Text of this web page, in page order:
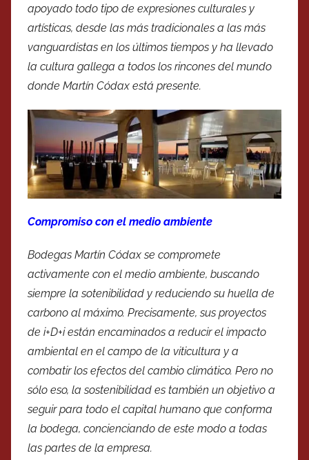
apoyado todo tipo de expresiones culturales y
artísticas, desde las más tradicionales a las más
vanguardistas en los últimos tiempos y ha llevado
la cultura gallega a todos los rincones del mundo
donde Martín Códax está presente.
Compromiso con el medio ambiente
Bodegas Martín Códax se compromete
activamente con el medio ambiente, buscando
siempre la sotenibilidad y reduciendo su huella de
carbono al máximo. Precisamente, sus proyectos
de i+D+i están encaminados a reducir el impacto
ambiental en el campo de la viticultura y a
combatir los efectos del cambio climático. Pero no
sólo eso, la sostenibilidad es también un objetivo a
seguir para todo el capital humano que conforma
la bodega, concienciando de este modo a todas
las partes de la empresa.